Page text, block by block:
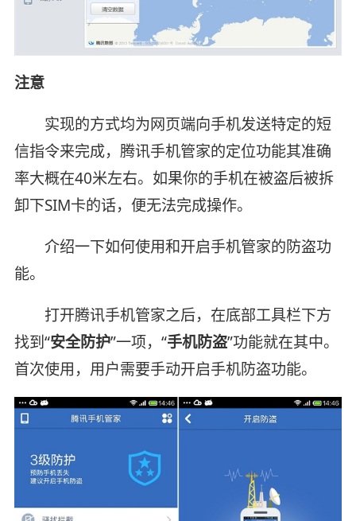
注意
实现的方式均为网页端向手机发送特定的短
信指令来完成，腾讯手机管家的定位功能其准确
率大概在40米左右。如果你的手机在被盗后被拆
卸下SIM卡的话，便无法完成操作。
介绍一下如何使用和开启手机管家的防盗功
能。
打开腾讯手机管家之后，在底部工具栏下方
找到“安全防护”一项，“手机防盗”功能就在其中。
首次使用，用户需要手动开启手机防盗功能。